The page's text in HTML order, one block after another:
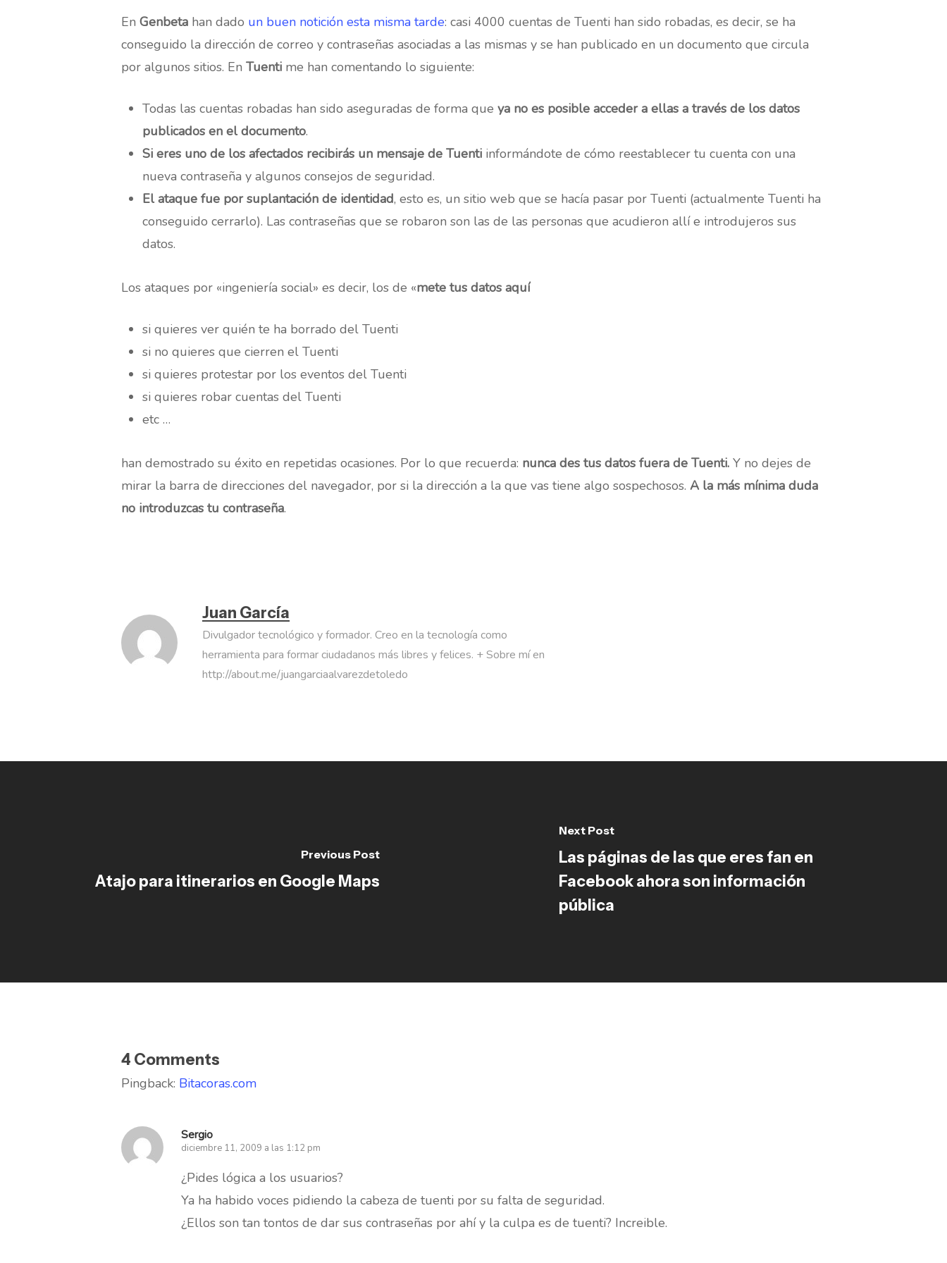
Hit enter to search or ESC to close
En Genbeta han dado un buen notición esta misma tarde: casi 4000 cuentas de Tuenti han sido robadas, es decir, se ha
conseguido la dirección de correo y contraseñas asociadas a las mismas y se han publicado en un documento que circula
por algunos sitios. En Tuenti me han comentando lo siguiente:
Todas las cuentas robadas han sido aseguradas de forma que ya no es posible acceder a ellas a través de los datos
publicados en el documento.
Si eres uno de los afectados recibirás un mensaje de Tuenti informándote de cómo reestablecer tu cuenta con una
nueva contraseña y algunos consejos de seguridad.
El ataque fue por suplantación de identidad, esto es, un sitio web que se hacía pasar por Tuenti (actualmente Tuenti ha
conseguido cerrarlo). Las contraseñas que se robaron son las de las personas que acudieron allí e introdujeros sus
datos.
Los ataques por «ingeniería social» es decir, los de «mete tus datos aquí
si quieres ver quién te ha borrado del Tuenti
si no quieres que cierren el Tuenti
si quieres protestar por los eventos del Tuenti
si quieres robar cuentas del Tuenti
etc …
han demostrado su éxito en repetidas ocasiones. Por lo que recuerda: nunca des tus datos fuera de Tuenti. Y no dejes de
mirar la barra de direcciones del navegador, por si la dirección a la que vas tiene algo sospechosos. A la más mínima duda
no introduzcas tu contraseña.
Juan García
Divulgador tecnológico y formador. Creo en la tecnología como
herramienta para formar ciudadanos más libres y felices. + Sobre mí en
http://about.me/juangarciaalvarezdetoledo
Previous Post
Atajo para itinerarios en Google Maps
Next Post
Las páginas de las que eres fan en
Facebook ahora son información
pública
4 Comments
Pingback: Bitacoras.com
Sergio
diciembre 11, 2009 a las 1:12 pm
¿Pides lógica a los usuarios?
Ya ha habido voces pidiendo la cabeza de tuenti por su falta de seguridad.
¿Ellos son tan tontos de dar sus contraseñas por ahí y la culpa es de tuenti? Increible.